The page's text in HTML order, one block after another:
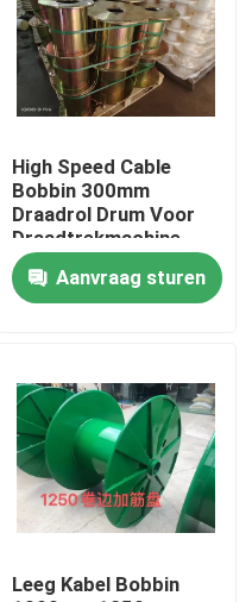
High Speed Cable
Bobbin 300mm
Draadrol Drum Voor
Draadtrekmachine
Aanvraag sturen
Leeg Kabel Bobbin